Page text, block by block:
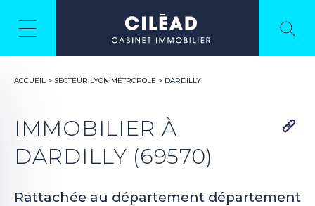
ACCUEIL > SECTEUR LYON MÉTROPOLE > DARDILLY
IMMOBILIER À
DARDILLY (69570)
Rattachée au département département